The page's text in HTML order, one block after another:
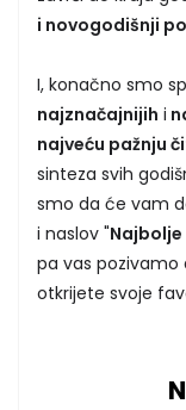
i novogodišnji
I, konačno smo
najznačajnijih i
najveću pažnju
sinteza svih
smo da će vam
i naslov "Najbolje
pa vas pozivamo
otkrijete svoje